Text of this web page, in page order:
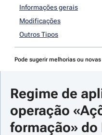
Informações gerais
Modificações
Outros Tipos
Pode sugerir melhorias ou
Regime de
operação
formação» do